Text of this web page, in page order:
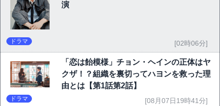
演
ドラマ [02時06分]
「恋は飴模様」チョン・ヘインの正体はヤ
クザ！？組織を裏切ってハヨンを救った理
由とは【第1話第2話】
ドラマ [08月07日19時41分]